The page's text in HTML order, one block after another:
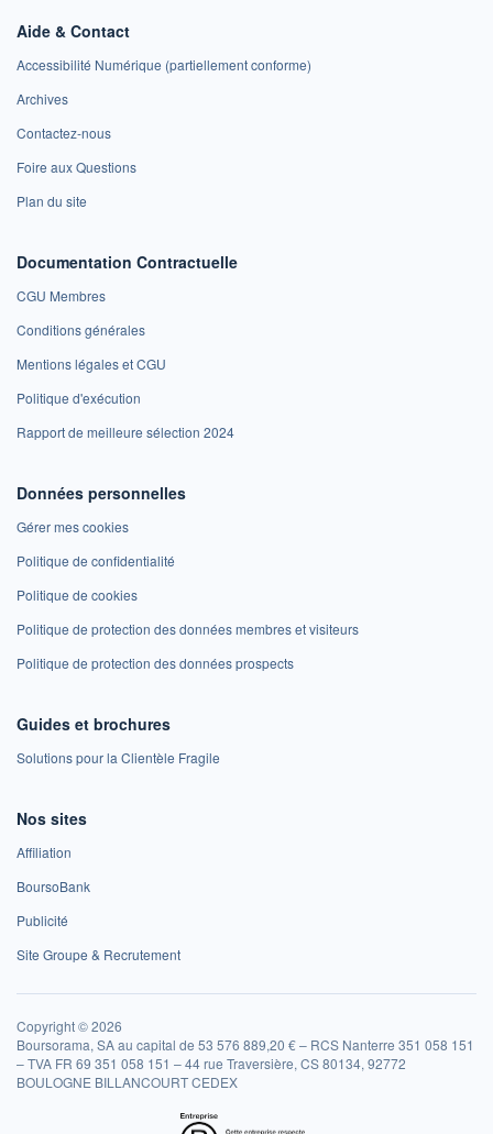
Aide & Contact
Accessibilité Numérique (partiellement conforme)
Archives
Contactez-nous
Foire aux Questions
Plan du site
Documentation Contractuelle
CGU Membres
Conditions générales
Mentions légales et CGU
Politique d'exécution
Rapport de meilleure sélection 2024
Données personnelles
Gérer mes cookies
Politique de confidentialité
Politique de cookies
Politique de protection des données membres et visiteurs
Politique de protection des données prospects
Guides et brochures
Solutions pour la Clientèle Fragile
Nos sites
Affiliation
BoursoBank
Publicité
Site Groupe & Recrutement
Copyright © 2026
Boursorama, SA au capital de 53 576 889,20 € – RCS Nanterre 351 058 151
– TVA FR 69 351 058 151 – 44 rue Traversière, CS 80134, 92772
BOULOGNE BILLANCOURT CEDEX